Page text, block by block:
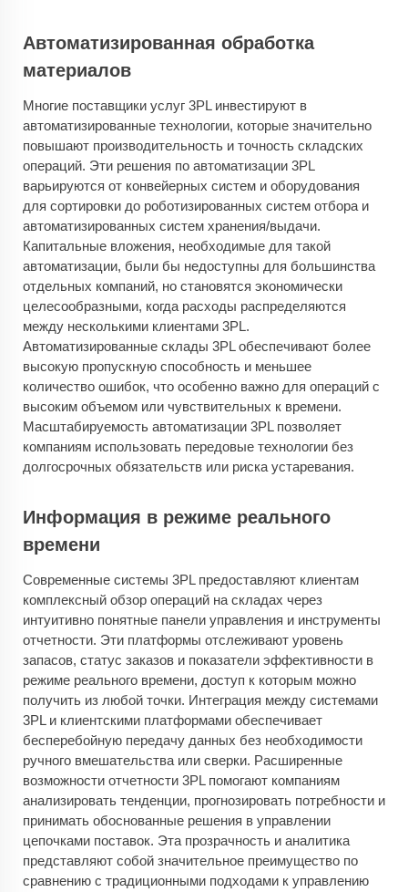
Автоматизированная обработка
материалов
Многие поставщики услуг 3PL инвестируют в
автоматизированные технологии, которые значительно
повышают производительность и точность складских
операций. Эти решения по автоматизации 3PL
варьируются от конвейерных систем и оборудования
для сортировки до роботизированных систем отбора и
автоматизированных систем хранения/выдачи.
Капитальные вложения, необходимые для такой
автоматизации, были бы недоступны для большинства
отдельных компаний, но становятся экономически
целесообразными, когда расходы распределяются
между несколькими клиентами 3PL.
Автоматизированные склады 3PL обеспечивают более
высокую пропускную способность и меньшее
количество ошибок, что особенно важно для операций с
высоким объемом или чувствительных к времени.
Масштабируемость автоматизации 3PL позволяет
компаниям использовать передовые технологии без
долгосрочных обязательств или риска устаревания.
Информация в режиме реального
времени
Современные системы 3PL предоставляют клиентам
комплексный обзор операций на складах через
интуитивно понятные панели управления и инструменты
отчетности. Эти платформы отслеживают уровень
запасов, статус заказов и показатели эффективности в
режиме реального времени, доступ к которым можно
получить из любой точки. Интеграция между системами
3PL и клиентскими платформами обеспечивает
бесперебойную передачу данных без необходимости
ручного вмешательства или сверки. Расширенные
возможности отчетности 3PL помогают компаниям
анализировать тенденции, прогнозировать потребности и
принимать обоснованные решения в управлении
цепочками поставок. Эта прозрачность и аналитика
представляют собой значительное преимущество по
сравнению с традиционными подходами к управлению